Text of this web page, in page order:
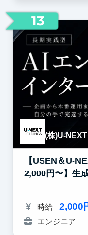
(株)U-
【USEN＆U-
2,000円〜】生
時給 2,000
エンジニア
13